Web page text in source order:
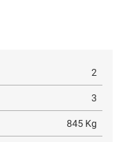
2
3
845 Kg